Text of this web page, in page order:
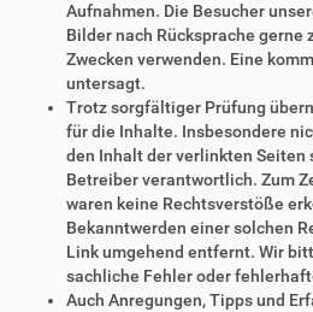
Aufnahmen. Die Besucher
Bilder nach Rücksprache gerne
Zwecken verwenden. Eine
untersagt.
Trotz sorgfältiger Prüfung
für die Inhalte. Insbesondere
den Inhalt der verlinkten
Betreiber verantwortlich. Zum
waren keine Rechtsverstöße
Bekanntwerden einer solchen
Link umgehend entfernt. Wir
sachliche Fehler oder
Auch Anregungen, Tipps und